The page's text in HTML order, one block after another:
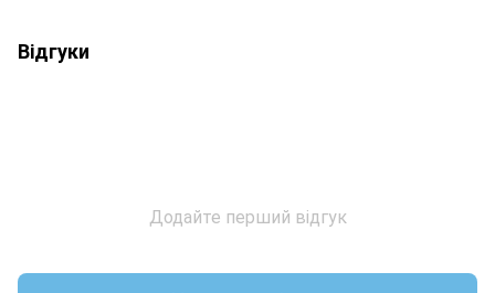
Відгуки
Додайте перший відгук